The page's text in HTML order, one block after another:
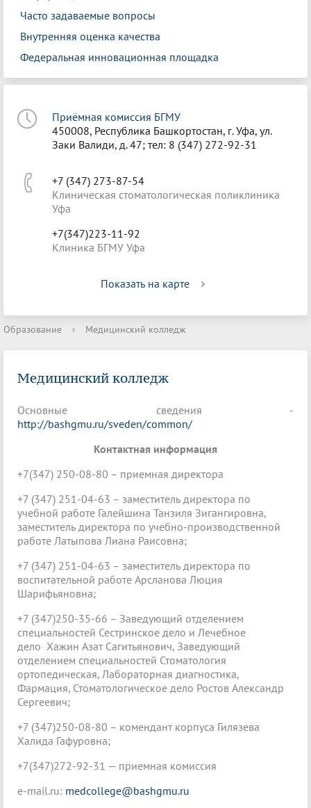
Часто задаваемые вопросы
Внутренняя оценка качества
Федеральная инновационная площадка
Приёмная комиссия БГМУ
450008, Республика Башкортостан, г. Уфа, ул.
Заки Валиди, д. 47; тел: 8 (347) 272-92-31
+7 (347) 273-87-54
Клиническая стоматологическая поликлиника
Уфа
+7(347)223-11-92
Клиника БГМУ Уфа
Показать на карте
Образование › Медицинский колледж
Медицинский колледж
Основные сведения -
http://bashgmu.ru/sveden/common/
Контактная информация
+7(347) 250-08-80 – приемная директора
​​​​​​​​​​​​​​+7 (347) 251-04-63 – заместитель директора по
учебной работе Галейшина Танзиля Зигангировна,
заместитель директора по учебно-производственной
работе Латыпова Лиана Раисовна;
+7 (347) 251-04-63 – заместитель директора по
воспитательной работе Арсланова Люция
Шарифьяновна;
+7 (347)250-35-66 – Заведующий отделением
специальностей Сестринское дело и Лечебное
дело Хажин Азат Сагитьянович, Заведующий
отделением специальностей Стоматология
ортопедическая, Лабораторная диагностика,
Фармация, Стоматологическое дело Ростов Александр
Сергеевич;
+7 (347)250-08-80 – комендант корпуса Гилязева
Халида Гафуровна;
+7(347)272-92-31 — приемная комиссия
e-mail.ru: medcollege@bashgmu.ru